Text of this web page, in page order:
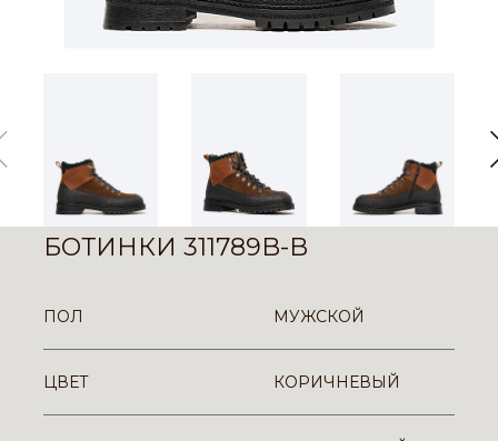
БОТИНКИ 311789B-B
ПОЛ МУЖСКОЙ
ЦВЕТ КОРИЧНЕВЫЙ